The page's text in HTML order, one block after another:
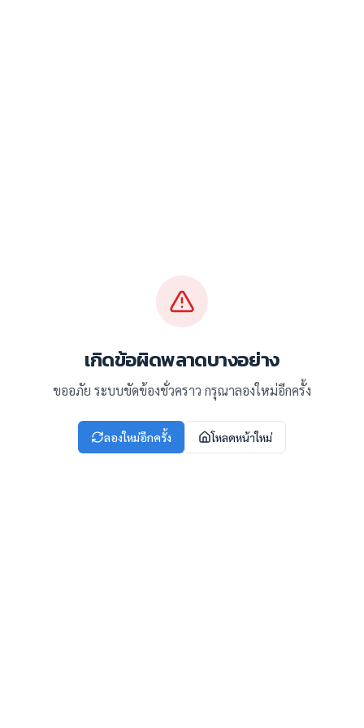
เกิดข้อผิดพลาดบางอย่าง
ขออภัย ระบบขัดข้องชั่วคราว กรุณาลองใหม่อีกครั้ง
ลองใหม่อีกครั้ง โหลดหน้าใหม่